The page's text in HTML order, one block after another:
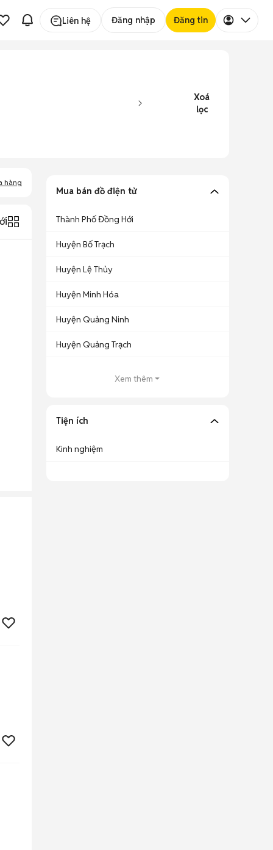
Liên hệ Đăng nhập Đăng tin
Xoá
lọc
hàng
Mua bán đồ điện tử
Thành Phố Đồng Hới
Huyện Bố Trạch
Huyện Lệ Thủy
Huyện Minh Hóa
Huyện Quảng Ninh
Huyện Quảng Trạch
Xem thêm
Tiện ích
Kinh nghiệm